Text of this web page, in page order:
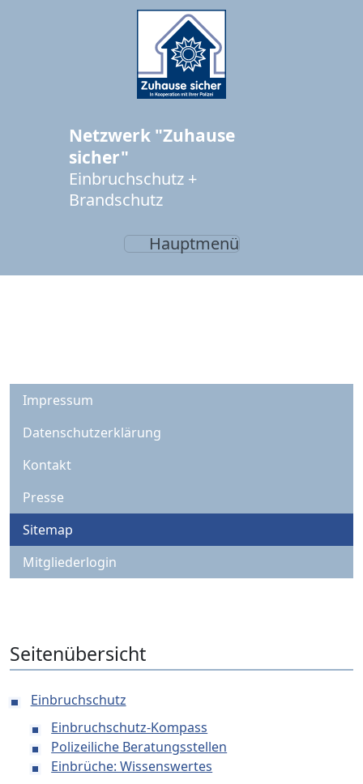
Netzwerk "Zuhause
sicher"
Einbruchschutz +
Brandschutz
Hauptmenü
Impressum
Datenschutzerklärung
Kontakt
Presse
Sitemap
Mitgliederlogin
Seitenübersicht
Einbruchschutz
Einbruchschutz-Kompass
Polizeiliche Beratungsstellen
Einbrüche: Wissenswertes